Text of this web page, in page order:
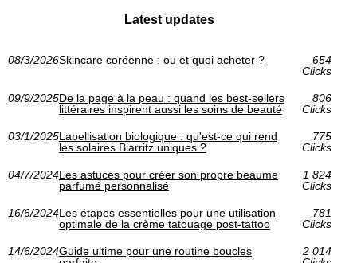
Latest updates
08/3/2026Skincare coréenne : ou et quoi acheter ?
654
Clicks
09/9/2025De la page à la peau : quand les best-sellers
littéraires inspirent aussi les soins de beauté
806
Clicks
03/1/2025Labellisation biologique : qu'est-ce qui rend
les solaires Biarritz uniques ?
775
Clicks
04/7/2024Les astuces pour créer son propre beaume
parfumé personnalisé
1 824
Clicks
16/6/2024Les étapes essentielles pour une utilisation
optimale de la crème tatouage post-tattoo
781
Clicks
14/6/2024Guide ultime pour une routine boucles
2 014